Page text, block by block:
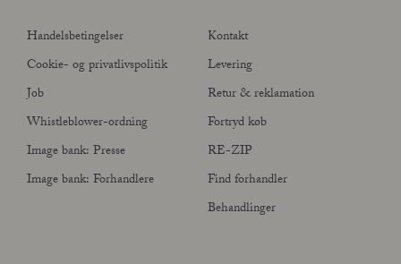
Handelsbetingelser
Cookie- og privatlivspolitik
Job
Whistleblower-ordning
Image bank: Presse
Image bank: Forhandlere
Kontakt
Levering
Retur & reklamation
Fortryd køb
RE-ZIP
Find forhandler
Behandlinger